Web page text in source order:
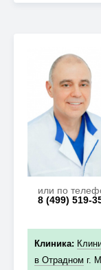
или по
8 (499) 519-
Клиника:
в Отрадном г.